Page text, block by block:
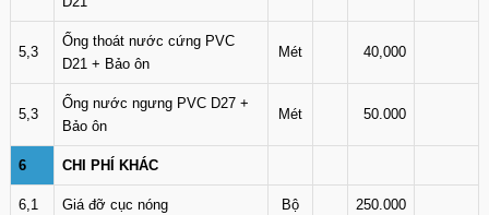
5,3
Ống thoát nước cứng PVC
D21 + Bảo ôn
Mét 40,000
5,3
Ống nước ngưng PVC D27 +
Bảo ôn
Mét 50.000
6 CHI PHÍ KHÁC
6,1 Giá đỡ cục nóng Bộ 250.000